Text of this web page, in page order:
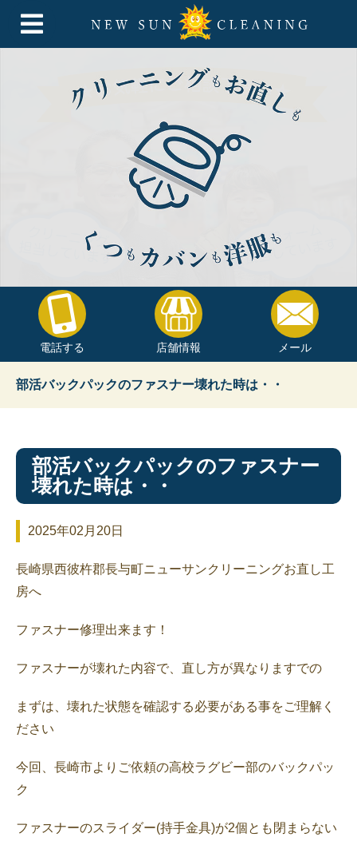
電話する 店舗情報 メール
部活バックパックのファスナー壊れた時は・・
部活バックパックのファスナー
壊れた時は・・
2025年02月20日
長崎県西彼杵郡長与町ニューサンクリーニングお直し工
房へ
ファスナー修理出来ます！
ファスナーが壊れた内容で、直し方が異なりますでの
まずは、壊れた状態を確認する必要がある事をご理解く
ださい
今回、長崎市よりご依頼の高校ラグビー部のバックパッ
ク
ファスナーのスライダー(持手金具)が2個とも閉まらない